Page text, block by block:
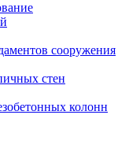
сооружения
стен
колонн